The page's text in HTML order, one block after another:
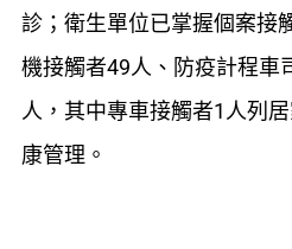
診；衛生單位已掌握個案接
機接觸者49人、防疫計程車
人，其中專車接觸者1人列
康管理。